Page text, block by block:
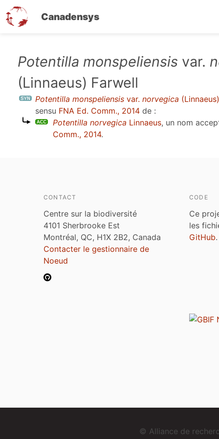
Canadensys
contenu
principal
Potentilla monspeliensis var.
(Linnaeus) Farwell
Potentilla monspeliensis var. norvegica
sensu FNA Ed. Comm., 2014 de :
Potentilla norvegica Linnaeus, un nom
Comm., 2014.
CONTACT
Centre sur la biodiversité
4101 Sherbrooke Est
Montréal, QC, H1X 2B2, Canada
Contacter le gestionnaire de
Noeud
CODE
Ce
les
GitHub.
© Alliance de